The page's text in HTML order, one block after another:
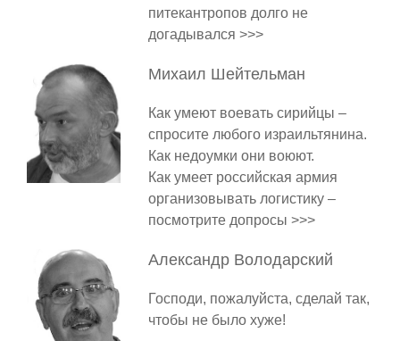
питекантропов долго не
догадывался >>>
Михаил Шейтельман
Как умеют воевать сирийцы –
спросите любого израильтянина.
Как недоумки они воюют.
Как умеет российская армия
организовывать логистику –
посмотрите допросы >>>
Александр Володарский
Господи, пожалуйста, сделай так,
чтобы не было хуже!